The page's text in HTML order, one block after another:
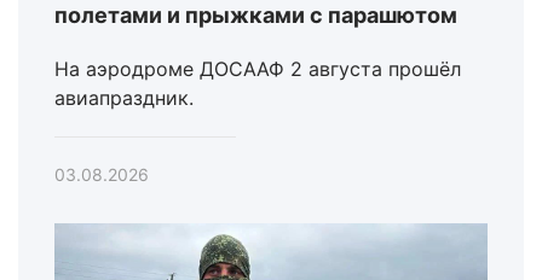
полетами и прыжками с парашютом
На аэродроме ДОСААФ 2 августа прошёл
авиапраздник.
03.08.2026